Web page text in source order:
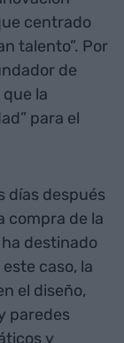
centrado
talento”. Por
de
la
para el
días después
compra de la
destinado
este caso, la
el diseño,
paredes
y